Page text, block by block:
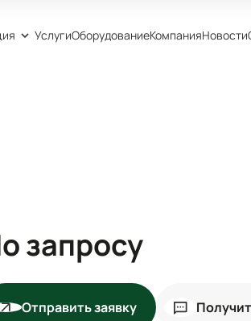
УслугиОборудованиеКомпанияНовости
запросу
Отправить заявку